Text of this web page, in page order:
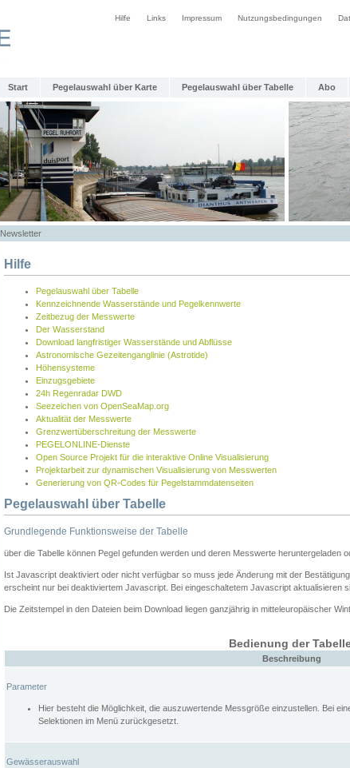
Hilfe Links Impressum Nutzungsbedingungen
Start Pegelauswahl über Karte Pegelauswahl über Tabelle Abo
Newsletter
Hilfe
Pegelauswahl über Tabelle
Kennzeichnende Wasserstände und Pegelkennwerte
Zeitbezug der Messwerte
Der Wasserstand
Download langfristiger Wasserstände und Abflüsse
Astronomische Gezeitenganglinie (Astrotide)
Höhensysteme
Einzugsgebiete
24h Regenradar DWD
Seezeichen von OpenSeaMap.org
Aktualität der Messwerte
Grenzwertüberschreitung der Messwerte
PEGELONLINE-Dienste
Open Source Projekt für die interaktive Online Visualisierung
Projektarbeit zur dynamischen Visualisierung von Messwerten
Generierung von QR-Codes für Pegelstammdatenseiten
Pegelauswahl über Tabelle
Grundlegende Funktionsweise der Tabelle
über die Tabelle können Pegel gefunden werden und deren Messwerte heruntergeladen
Ist Javascript deaktiviert oder nicht verfügbar so muss jede Änderung mit der
erscheint nur bei deaktiviertem Javascript. Bei eingeschaltetem Javascript aktualisieren
Die Zeitstempel in den Dateien beim Download liegen ganzjährig in mitteleuropäischer
Bedienung der
Beschreibung
Parameter
Hier besteht die Möglichkeit, die auszuwertende Messgröße einzustellen. Bei
Selektionen im Menü zurückgesetzt.
Gewässerauswahl